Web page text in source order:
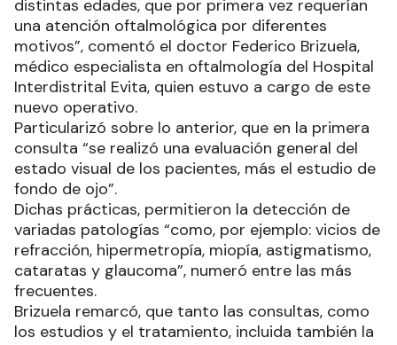
distintas edades, que por primera vez requerían
una atención oftalmológica por diferentes
motivos”, comentó el doctor Federico Brizuela,
médico especialista en oftalmología del Hospital
Interdistrital Evita, quien estuvo a cargo de este
nuevo operativo.
Particularizó sobre lo anterior, que en la primera
consulta “se realizó una evaluación general del
estado visual de los pacientes, más el estudio de
fondo de ojo”.
Dichas prácticas, permitieron la detección de
variadas patologías “como, por ejemplo: vicios de
refracción, hipermetropía, miopía, astigmatismo,
cataratas y glaucoma”, numeró entre las más
frecuentes.
Brizuela remarcó, que tanto las consultas, como
los estudios y el tratamiento, incluida también la